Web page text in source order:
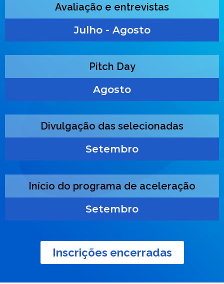
Avaliação e entrevistas
Julho - Agosto
Pitch Day
Agosto
Divulgação das selecionadas
Setembro
Início do programa de aceleração
Setembro
Inscrições encerradas